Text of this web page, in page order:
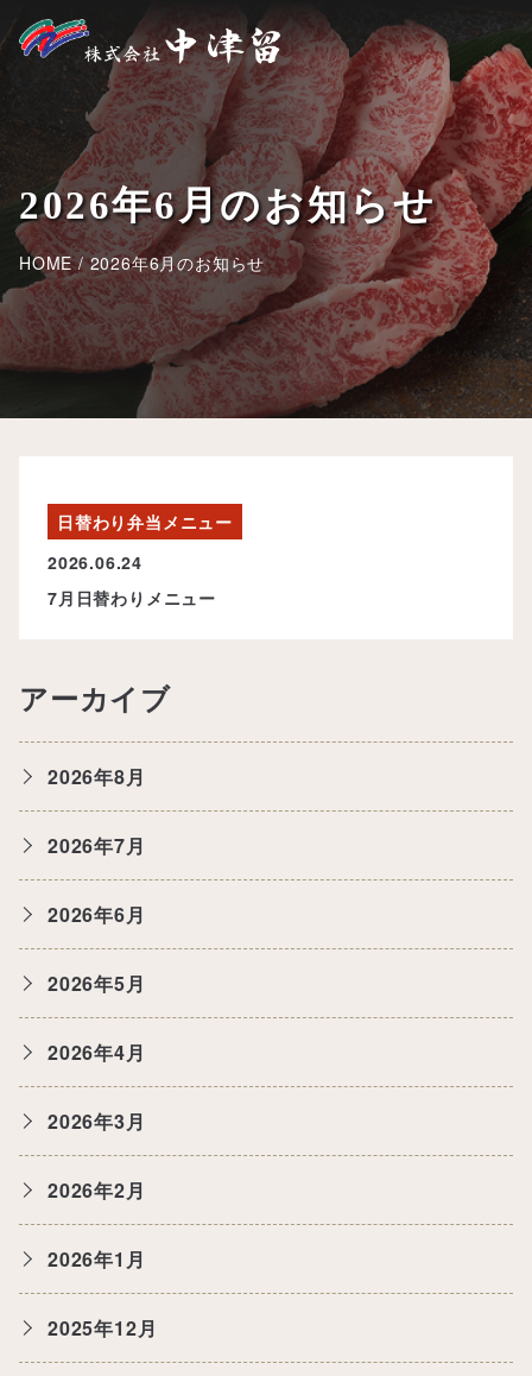
2026年6月のお知らせ
HOME/2026年6月のお知らせ
日替わり弁当メニュー
2026.06.24
7月日替わりメニュー
アーカイブ
2026年8月
2026年7月
2026年6月
2026年5月
2026年4月
2026年3月
2026年2月
2026年1月
2025年12月